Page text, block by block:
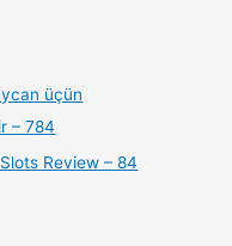
üçün
– 784
Review – 84